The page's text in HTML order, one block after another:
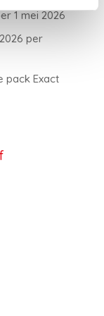
1 mei 2026
per
pack Exact